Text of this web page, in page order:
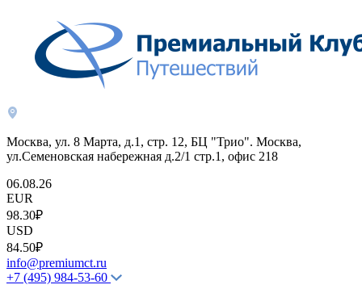
Москва, ул. 8 Марта, д.1, стр. 12, БЦ "Трио". Москва,
ул.Семеновская набережная д.2/1 стр.1, офис 218
06.08.26
EUR
98.30₽
USD
84.50₽
info@premiumct.ru
+7 (495) 984-53-60